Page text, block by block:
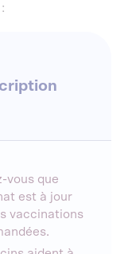
vous que
est à jour
vaccinations